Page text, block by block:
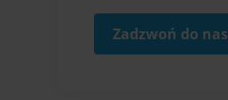
Zadzwoń do nas